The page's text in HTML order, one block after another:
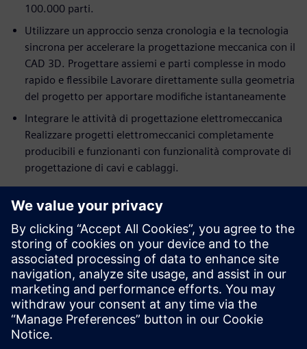
100.000 parti.
Utilizzare un approccio senza cronologia e la tecnologia
sincrona per accelerare la progettazione meccanica con il
CAD 3D. Progettare assiemi e parti complesse in modo
rapido e flessibile Lavorare direttamente sulla geometria
del progetto per apportare modifiche istantaneamente
Integrare le attività di progettazione elettromeccanica
Realizzare progetti elettromeccanici completamente
producibili e funzionanti con funzionalità comprovate di
progettazione di cavi e cablaggi.
I nostri esperti spiegano
l’importanza di gestire
l'innovazione di prodotto
David Chadwick |Business Development Manager, Solid
Edge, Siemens Digital Industries Software
Ricardo Espinosa |